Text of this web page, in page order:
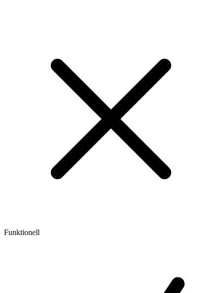
Funktionell